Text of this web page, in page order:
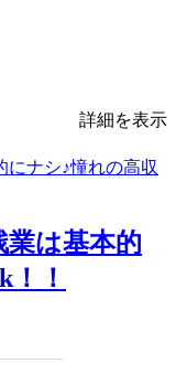
詳細を表示
業は基本的
！